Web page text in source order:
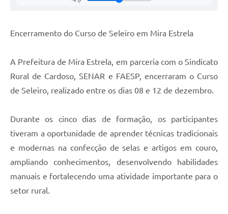
Encerramento do Curso de Seleiro em Mira Estrela
A Prefeitura de Mira Estrela, em parceria com o Sindicato
Rural de Cardoso, SENAR e FAESP, encerraram o Curso
de Seleiro, realizado entre os dias 08 e 12 de dezembro.
Durante os cinco dias de formação, os participantes
tiveram a oportunidade de aprender técnicas tradicionais
e modernas na confecção de selas e artigos em couro,
ampliando conhecimentos, desenvolvendo habilidades
manuais e fortalecendo uma atividade importante para o
setor rural.